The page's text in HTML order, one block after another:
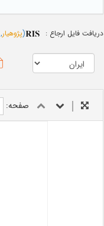
دریافت فایل ارجاع : (پژوهیار,
صفحه: